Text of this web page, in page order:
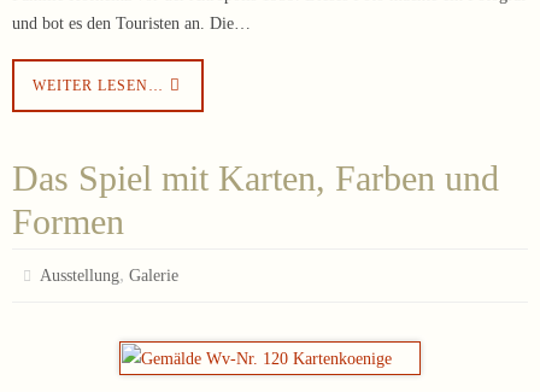
und bot es den Touristen an. Die…
WEITER LESEN…
Das Spiel mit Karten, Farben und
Formen
Ausstellung,Galerie